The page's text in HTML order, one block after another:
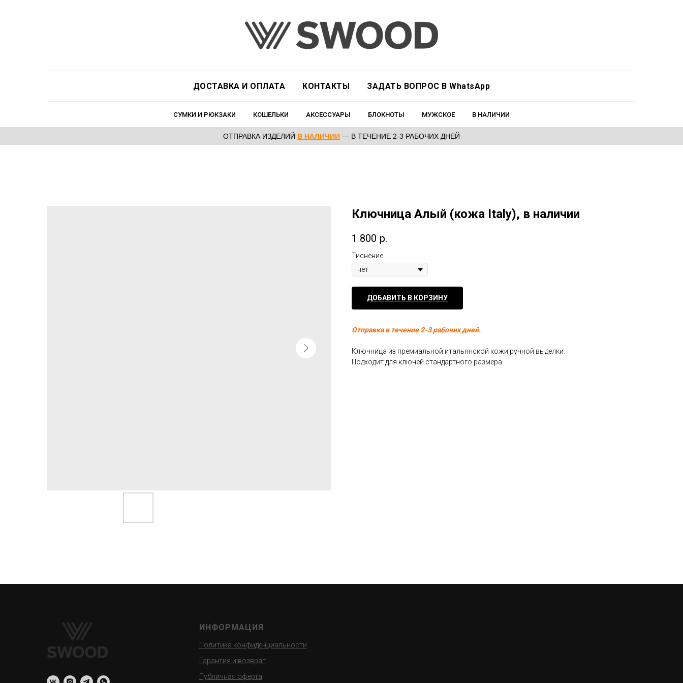
ДОСТАВКА И ОПЛАТА КОНТАКТЫ ЗАДАТЬ ВОПРОС В WhatsApp
СУМКИ И РЮКЗАКИ КОШЕЛЬКИ АКСЕССУАРЫ БЛОКНОТЫ МУЖСКОЕ В НАЛИЧИИ
ОТПРАВКА ИЗДЕЛИЙ В НАЛИЧИИ — В ТЕЧЕНИЕ 2-3 РАБОЧИХ ДНЕЙ
Ключница Алый (кожа Italy), в наличии
1 800 р.
Тиснение
ДОБАВИТЬ В КОРЗИНУ
Отправка в течение 2-3 рабочих дней.
Ключница из премиальной итальянской кожи ручной выделки.
Подходит для ключей стандартного размера.
ИНФОРМАЦИЯ
Политика конфиденциальности
Гарантия и возврат
Публичная оферта